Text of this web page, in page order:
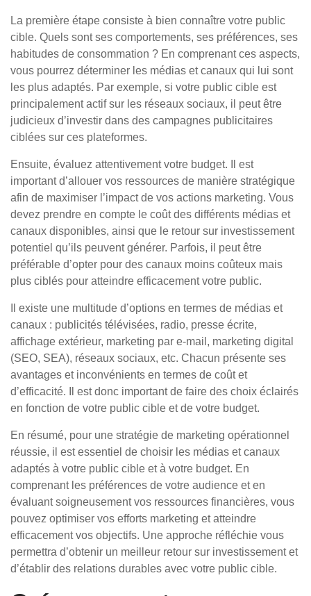
La première étape consiste à bien connaître votre public
cible. Quels sont ses comportements, ses préférences, ses
habitudes de consommation ? En comprenant ces aspects,
vous pourrez déterminer les médias et canaux qui lui sont
les plus adaptés. Par exemple, si votre public cible est
principalement actif sur les réseaux sociaux, il peut être
judicieux d’investir dans des campagnes publicitaires
ciblées sur ces plateformes.
Ensuite, évaluez attentivement votre budget. Il est
important d’allouer vos ressources de manière stratégique
afin de maximiser l’impact de vos actions marketing. Vous
devez prendre en compte le coût des différents médias et
canaux disponibles, ainsi que le retour sur investissement
potentiel qu’ils peuvent générer. Parfois, il peut être
préférable d’opter pour des canaux moins coûteux mais
plus ciblés pour atteindre efficacement votre public.
Il existe une multitude d’options en termes de médias et
canaux : publicités télévisées, radio, presse écrite,
affichage extérieur, marketing par e-mail, marketing digital
(SEO, SEA), réseaux sociaux, etc. Chacun présente ses
avantages et inconvénients en termes de coût et
d’efficacité. Il est donc important de faire des choix éclairés
en fonction de votre public cible et de votre budget.
En résumé, pour une stratégie de marketing opérationnel
réussie, il est essentiel de choisir les médias et canaux
adaptés à votre public cible et à votre budget. En
comprenant les préférences de votre audience et en
évaluant soigneusement vos ressources financières, vous
pouvez optimiser vos efforts marketing et atteindre
efficacement vos objectifs. Une approche réfléchie vous
permettra d’obtenir un meilleur retour sur investissement et
d’établir des relations durables avec votre public cible.